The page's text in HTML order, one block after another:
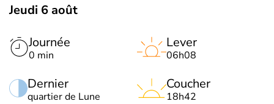
Jeudi 6 août
Journée
0 min
Dernier
quartier de Lune
Lever
06h08
Coucher
18h42